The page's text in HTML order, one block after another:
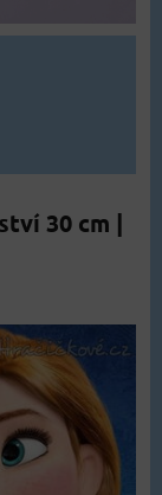
30 cm |